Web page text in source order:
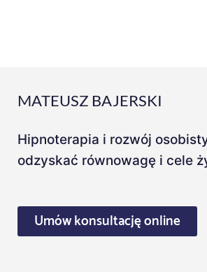
MATEUSZ BAJERSKI
Hipnoterapia i rozwój
odzyskać równowagę i cele
Umów konsultację online